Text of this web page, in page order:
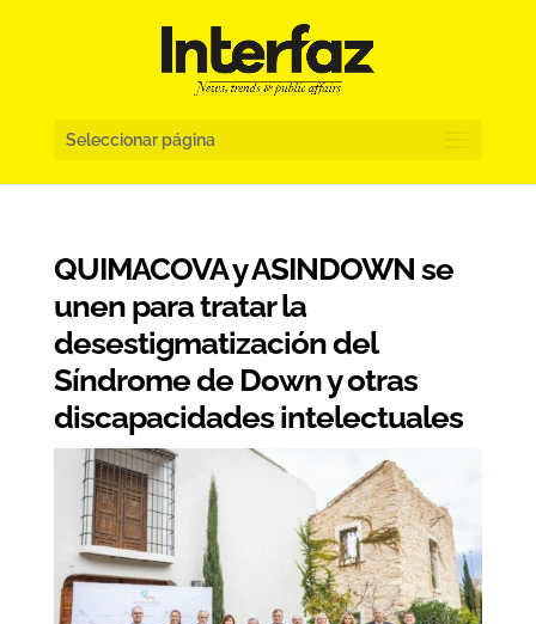
Seleccionar página
QUIMACOVA y ASINDOWN se
unen para tratar la
desestigmatización del
Síndrome de Down y otras
discapacidades intelectuales